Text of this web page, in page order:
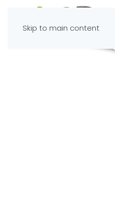
Skip to main content